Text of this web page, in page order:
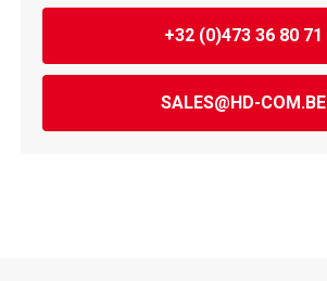
+32 (0)473 36 80 71
SALES@HD-COM.BE